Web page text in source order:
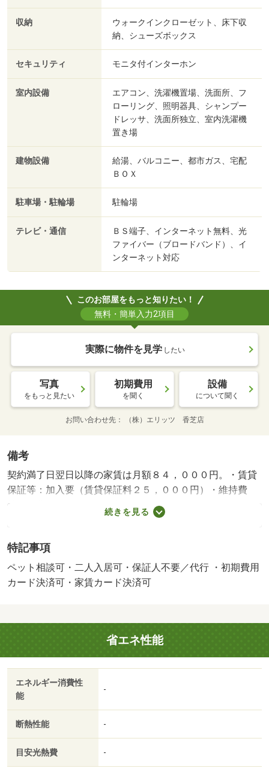
収納
ウォークインクローゼット、床下収
納、シューズボックス
セキュリティ モニタ付インターホン
室内設備
エアコン、洗濯機置場、洗面所、フ
ローリング、照明器具、シャンプー
ドレッサ、洗面所独立、室内洗濯機
置き場
建物設備
給湯、バルコニー、都市ガス、宅配
ＢＯＸ
駐車場・駐輪場 駐輪場
テレビ・通信
ＢＳ端子、インターネット無料、光
ファイバー（ブロードバンド）、イ
ンターネット対応
このお部屋をもっと知りたい！
無料・簡単入力2項目
実際に物件を見学 したい
写真
をもっと見たい
初期費用
を聞く
設備
について聞く
お問い合わせ先 （株）エリッツ 香芝店
備考
契約満了日翌日以降の家賃は月額８４，０００円。・賃貸
保証等：加入要（賃貸保証料２５，０００円）・維持費
等：町費３００円／月・入居サポート１，９８０円／月・
家賃保証料２，０７９円／月・ペット条件：小型犬可／猫
木台一丁目停歩８分・２０２６年７月完成の物件です。ペ
ット相談可能です。お部屋の床は主要部あるいは一部がク
ッションフロアとなっており、床下に収納できるスペース
続きを見る
特記事項
ペット相談可・二人入居可・保証人不要／代行 ・初期費用
カード決済可・家賃カード決済可
省エネ性能
エネルギー消費性
能
-
断熱性能 -
目安光熱費 -